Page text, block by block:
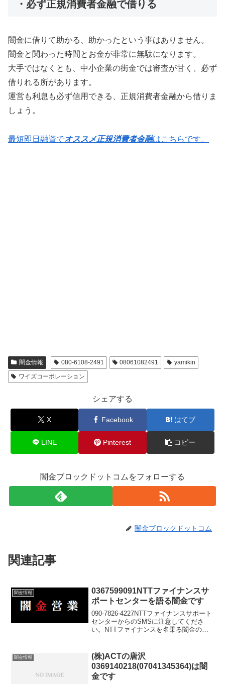
・必ず正規消費者金融で借りる
闇金に借りて助かる、助かったという事はありません。
闇金と関わった時間とお金が非常に無駄になります。
大手ではなくとも、中小企業の街金では審査が甘く、必ず
借りれる所があります。
運営も利息も必ず信用できる、正規消費者金融から借りま
しょう。
最短即日融資でオススメ正規消費者金融はこちらです。
闇金情報 080-6108-2491 08061082491
yamikin
ワイズコーポレーション
シェアする
X Facebook はてブ
LINE Pinterest コピー
闇金ブロックドットコムをフォローする
闇金ブロックドットコム
関連記事
闇金情報
0367599091NTTファイナンスサ
ポートセンターを語る闇金です
090-7826-4227NTTファイナンスサポート
センターからのSMSに注意してくださ
い。NTTファイナンスを名乗る闇金の電
闇金情報
(株)ACTの唐沢
0369140218(07041345364)は闇
金です